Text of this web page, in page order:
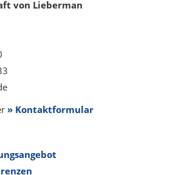
von Lieberman
» Kontaktformular